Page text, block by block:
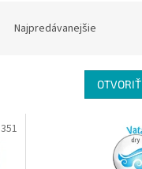
Najpredávanejšie
351